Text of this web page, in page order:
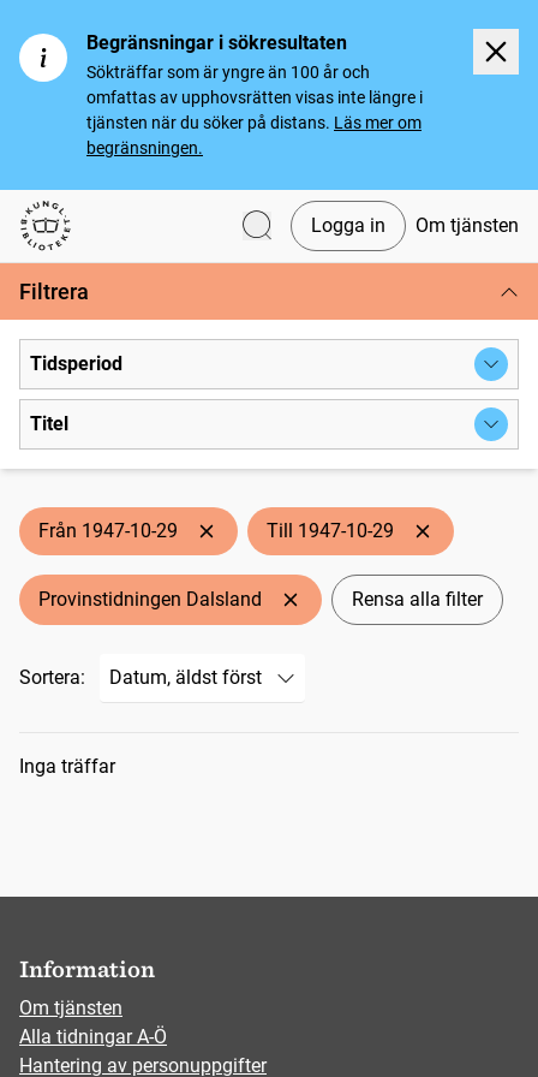
Begränsningar i sökresultaten
Sökträffar som är yngre än 100 år och
omfattas av upphovsrätten visas inte längre i
tjänsten när du söker på distans. Läs mer om
begränsningen.
Svenska tidningar
Logga in Om tjänsten
Filtrera
Tidsperiod
Titel
Från 1947-10-29 Till 1947-10-29
Provinstidningen Dalsland Rensa alla filter
Sortera:
Sökresultat
Inga träffar
Information
Om tjänsten
Alla tidningar A-Ö
Hantering av personuppgifter